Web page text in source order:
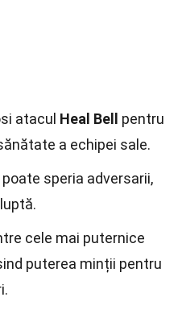
atacul Heal Bell
pentru
a echipei sale.
poate speria adversarii,
cele mai puternice
puterea minții pentru